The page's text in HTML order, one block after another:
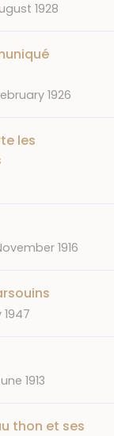
1928
1926
les
1916
1913
thon et ses